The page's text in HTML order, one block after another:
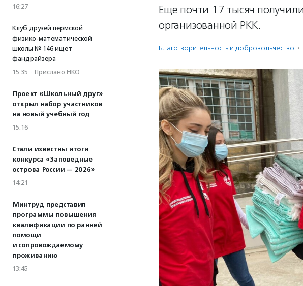
16:27
Клуб друзей пермской
физико-математической
школы № 146 ищет
фандрайзера
15:35 · Прислано НКО
Проект «Школьный друг»
открыл набор участников
на новый учебный год
15:16
Стали известны итоги
конкурса «Заповедные
острова России — 2026»
14:21
Минтруд представил
программы повышения
квалификации по ранней
помощи
и сопровождаемому
проживанию
13:45
Еще почти 17 тысяч
организованной РКК.
Благотвори­тель­ность и доброволь­чест­во ·